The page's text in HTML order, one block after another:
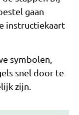
gaan
instructiekaart
symbolen,
snel door te
zijn.